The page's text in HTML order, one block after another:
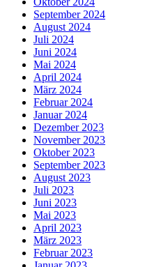
September 2024
August 2024
Juli 2024
Juni 2024
Mai 2024
April 2024
März 2024
Februar 2024
Januar 2024
Dezember 2023
November 2023
Oktober 2023
September 2023
August 2023
Juli 2023
Juni 2023
Mai 2023
April 2023
März 2023
Februar 2023